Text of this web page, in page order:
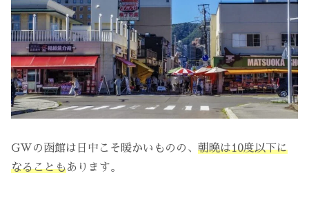
GWの函館は日中こそ暖かいものの、 朝晩は10度以下に
なることもあります。